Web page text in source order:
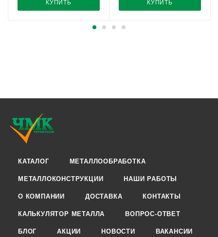
КУПИТЬ КУПИТЬ
КАТАЛОГ МЕТАЛЛООБРАБОТКА
МЕТАЛЛОКОНСТРУКЦИИ НАШИ РАБОТЫ
О КОМПАНИИ ДОСТАВКА КОНТАКТЫ
КАЛЬКУЛЯТОР МЕТАЛЛА ВОПРОС-ОТВЕТ
БЛОГ АКЦИИ НОВОСТИ ВАКАНСИИ